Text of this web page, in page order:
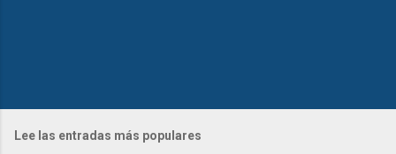
Lee las entradas más populares